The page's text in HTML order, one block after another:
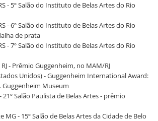
- 5º Salão do Instituto de Belas Artes do Rio
- 6º Salão do Instituto de Belas Artes do Rio
de prata
- 7º Salão do Instituto de Belas Artes do Rio
- Prêmio Guggenheim, no MAM/RJ
Unidos) - Guggenheim International Award:
Guggenheim Museum
21º Salão Paulista de Belas Artes - prêmio
MG - 15º Salão de Belas Artes da Cidade de Belo